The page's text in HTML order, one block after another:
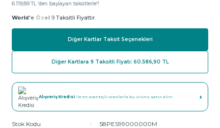
6.119,89 TL ‘den başlayan taksitlerle!!
World'e Özel 9 Taksitli Fiyattır.
Diğer Kartlar Taksit Seçenekleri
Diğer Kartlara 9 Taksitli Fiyatı: 60.586,90 TL
Alışveriş Kredisi ile en avantajlı oranlarla bu ürünü satın alın! ›
Stok Kodu 58PES99000000M